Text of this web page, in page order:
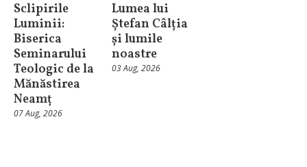
Sclipirile
Luminii:
Biserica
Seminarului
Teologic de la
Mănăstirea
Neamț
07 Aug, 2026
Lumea lui
Ștefan Câlția
și lumile
noastre
03 Aug, 2026